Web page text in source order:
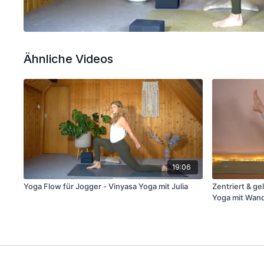
Ähnliche Videos
19:06
Yoga Flow für Jogger - Vinyasa Yoga mit Julia
Zentriert &
Yoga mit